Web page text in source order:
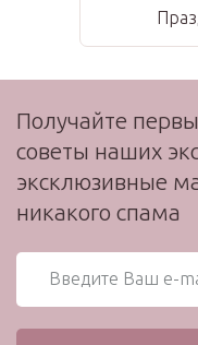
Получайте
советы наших
эксклюзивные
никакого спама